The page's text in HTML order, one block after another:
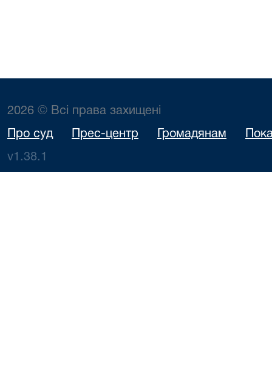
2026 © Всі права захищені
Про суд Прес-центр Громадянам
v1.38.1